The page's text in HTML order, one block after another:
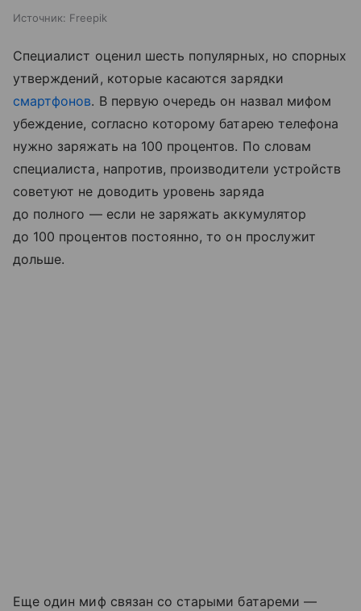
Источник: Freepik
Специалист оценил шесть популярных, но спорных
утверждений, которые касаются зарядки
смартфонов. В первую очередь он назвал мифом
убеждение, согласно которому батарею телефона
нужно заряжать на 100 процентов. По словам
специалиста, напротив, производители устройств
советуют не доводить уровень заряда
до полного — если не заряжать аккумулятор
до 100 процентов постоянно, то он прослужит
дольше.
Еще один миф связан со старыми батареми —